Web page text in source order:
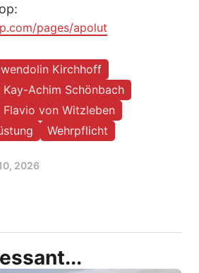
pages/apolut
Kirchhoff
Kay-Achim Schönbach
Flavio von Witzleben
Wehrpflicht
2026